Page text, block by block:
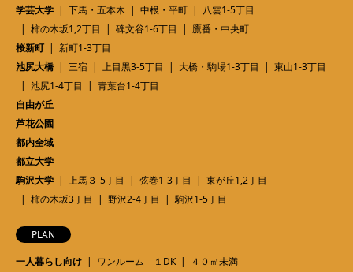
学芸大学
下馬・五本木 中根・平町
八雲1-5丁目
柿の木坂1,2丁目
碑文谷1-6丁目
鷹番・中央町
桜新町
新町1-3丁目
池尻大橋
三宿 上目黒3-5丁目 大橋・駒場1-3丁目
東山1-3丁目
池尻1-4丁目
青葉台1-4丁目
自由が丘
芦花公園
都内全域
都立大学
駒沢大学
上馬３-5丁目 弦巻1-3丁目
東が丘1,2丁目
柿の木坂3丁目
野沢2-4丁目 駒沢1-5丁目
PLAN
一人暮らし向け
ワンルーム １DK
４０㎡未満